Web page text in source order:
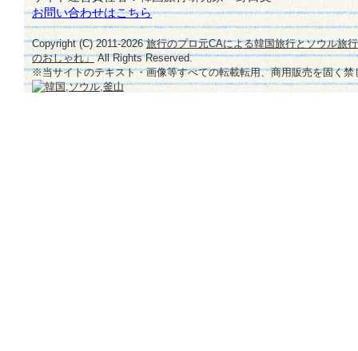
お問い合わせはこちら
Copyright (C) 2011-2026旅行のプロ元CAによる韓国旅行とソウル旅
のおしゃれ」All Rights Reserved.
※当サイトのテキスト・画像等すべての転載転用、商用販売を固く禁